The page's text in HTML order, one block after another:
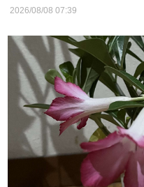
（父）」となることからと書い
2026/08/08 07:39